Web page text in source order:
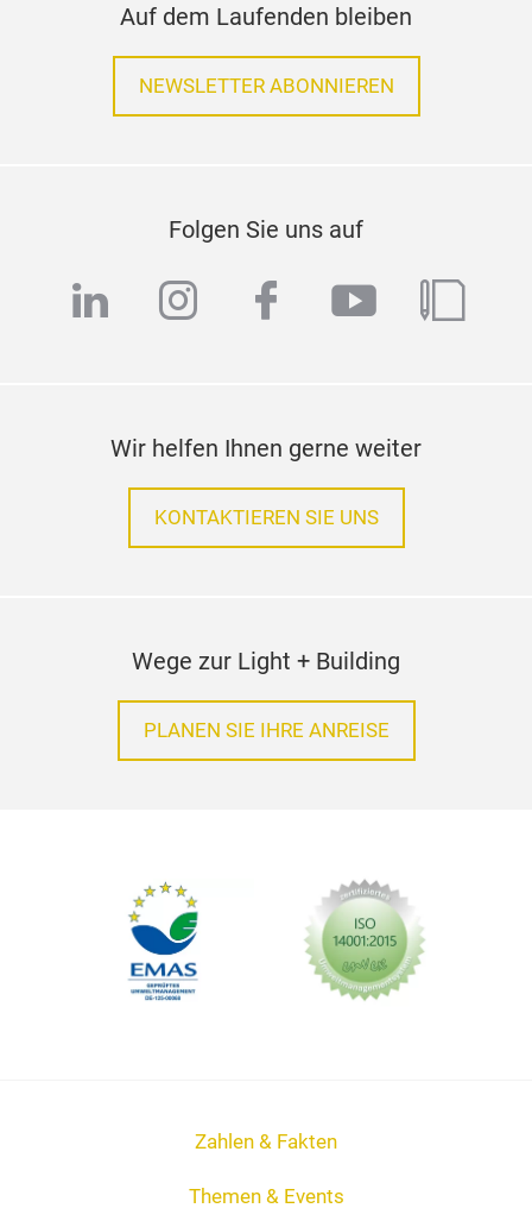
Auf dem Laufenden bleiben
NEWSLETTER ABONNIEREN
Folgen Sie uns auf
linkedininstagram
facebook
youtube
blog
Wir helfen Ihnen gerne weiter
KONTAKTIEREN SIE UNS
Wege zur Light + Building
PLANEN SIE IHRE ANREISE
Zahlen & Fakten
Themen & Events